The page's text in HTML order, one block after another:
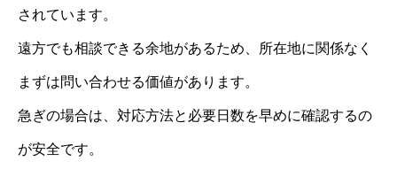
されています。
遠方でも相談できる余地があるため、所在地に関係なく
まずは問い合わせる価値があります。
急ぎの場合は、対応方法と必要日数を早めに確認するの
が安全です。